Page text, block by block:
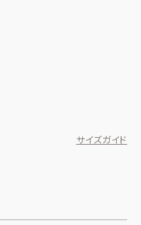
サイズガイド